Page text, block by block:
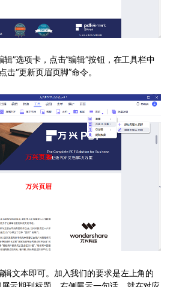
”选项卡，点击“编辑”按钮，在工具栏中
击“更新页眉页脚”命令。
文本即可。加入我们的要求是左上角的